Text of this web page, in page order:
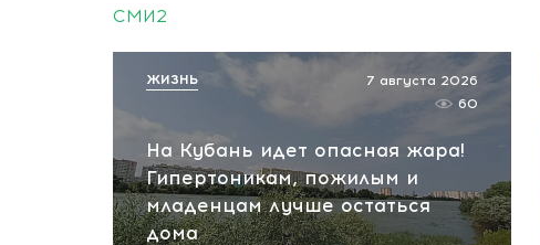
СМИ2
На Кубань идет опасная жара!
Гипертоникам, пожилым и
младенцам лучше остаться
дома
7 августа 2026
60
ЖИЗНЬ